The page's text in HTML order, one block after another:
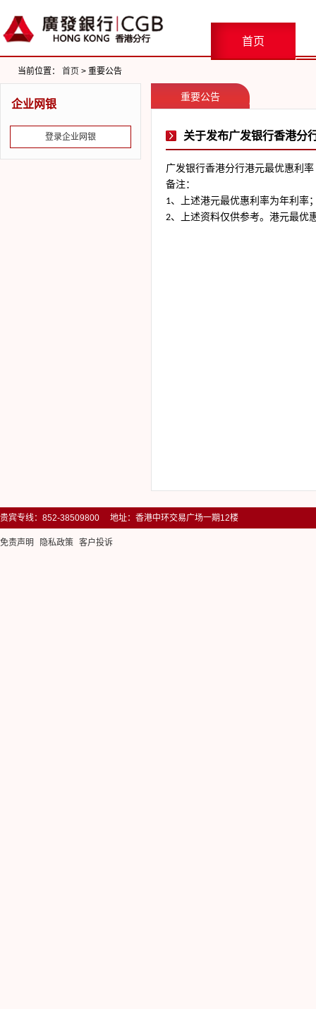
首页
当前位置： 首页 > 重要公告
企业网银
登录企业网银
重要公告
关于发布广发银行香港分
广发银行香港分行港元最优惠利率
备注：
1、上述港元最优惠利率为年利率
2、上述资料仅供参考。港元最优
贵宾专线：852-38509800 地址：香港中环交易广场一期12楼
免责声明 隐私政策 客户投诉